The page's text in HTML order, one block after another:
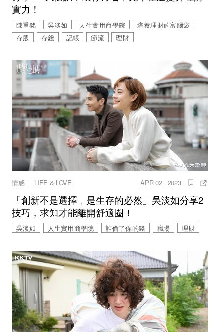
實力！
陳重銘 吳淡如 人生實用商學院
培養理財的富腦袋
存股
存錢 記帳 節流 理財
情感｜ LIFE & LOVE APR 02 , 2023
「創新不是選擇，是生存的必然」吳淡如分享2
技巧，求知才能離開舒適圈！
吳淡如 人生實用商學院 誰偷了你的錢 職場 理財